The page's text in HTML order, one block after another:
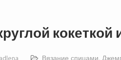
кокеткой
Вязание спицами,